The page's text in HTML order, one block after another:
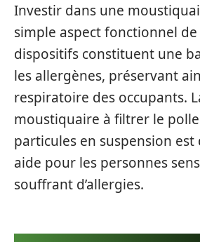
Investir dans une
simple aspect fonctionnel
dispositifs constituent une
les allergènes, préservant
respiratoire des occupants.
moustiquaire à filtrer le
particules en suspension est
aide pour les personnes
souffrant d’allergies.